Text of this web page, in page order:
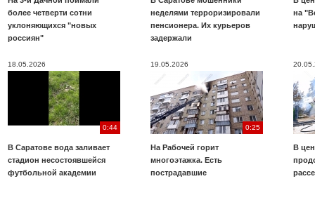
более четверти сотни
уклоняющихся "новых
россиян"
неделями терроризировали
пенсионера. Их курьеров
задержали
на
18.05.2026
0:44
В Саратове вода заливает
стадион несостоявшейся
футбольной академии
19.05.2026
0:25
На Рабочей горит
многоэтажка. Есть
пострадавшие
В